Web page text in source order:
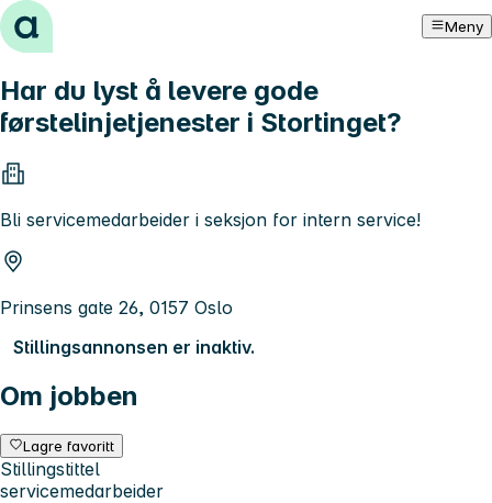
Hopp til innhold Meny
Har du lyst å levere gode
førstelinjetjenester i Stortinget?
Bli servicemedarbeider i seksjon for intern service!
Prinsens gate 26, 0157 Oslo
Stillingsannonsen er inaktiv.
Om jobben
Lagre favoritt
Stillingstittel
servicemedarbeider